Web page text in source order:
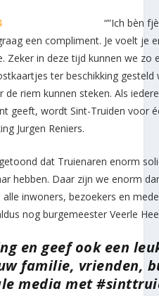
“”Ich bèn
een compliment. Je voelt
Zeker in deze tijd kunnen we
ter beschikking
de riem kunnen steken. Als
geeft, wordt Sint-Truiden voor
Jurgen Reniers.
dat Truienaren enorm
hebben. Daar zijn we enorm
inwoners, bezoekers en
nog burgemeester Veerle
en geef ook een
familie, vrienden,
media met